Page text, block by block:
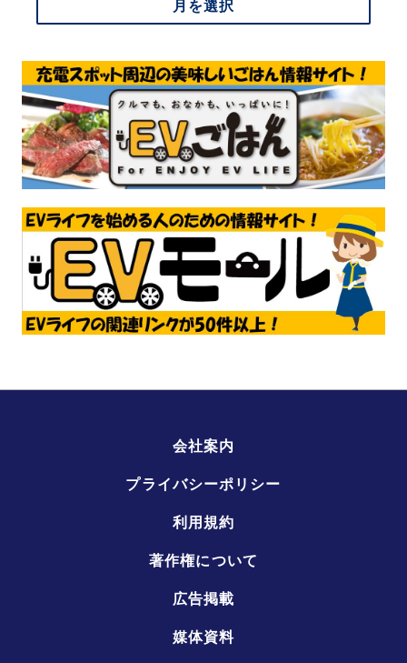
月を選択
会社案内
プライバシーポリシー
利用規約
著作権について
広告掲載
媒体資料